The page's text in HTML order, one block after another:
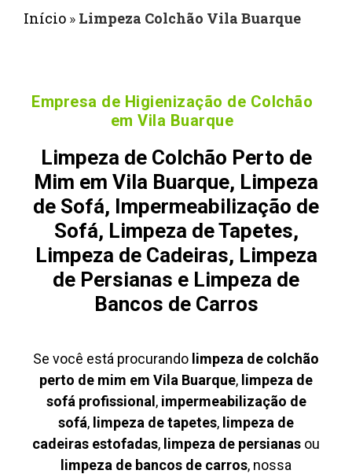
Início » Limpeza Colchão Vila Buarque
Empresa de Higienização de Colchão
em Vila Buarque
Limpeza de Colchão Perto de
Mim em Vila Buarque, Limpeza
de Sofá, Impermeabilização de
Sofá, Limpeza de Tapetes,
Limpeza de Cadeiras, Limpeza
de Persianas e Limpeza de
Bancos de Carros
Se você está procurando limpeza de colchão
perto de mim em Vila Buarque, limpeza de
sofá profissional , impermeabilização de
sofá, limpeza de tapetes, limpeza de
cadeiras estofadas, limpeza de persianas ou
limpeza de bancos de carros, nossa